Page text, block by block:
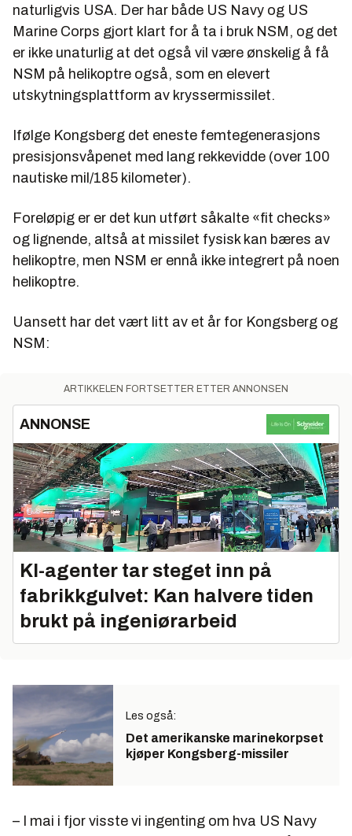
naturligvis USA. Der har både US Navy og US
Marine Corps gjort klart for å ta i bruk NSM, og det
er ikke unaturlig at det også vil være ønskelig å få
NSM på helikoptre også, som en elevert
utskytningsplattform av kryssermissilet.
Ifølge Kongsberg det eneste femtegenerasjons
presisjonsvåpenet med lang rekkevidde (over 100
nautiske mil/185 kilometer).
Foreløpig er er det kun utført såkalte «fit checks»
og lignende, altså at missilet fysisk kan bæres av
helikoptre, men NSM er ennå ikke integrert på noen
helikoptre.
Uansett har det vært litt av et år for Kongsberg og
NSM:
ARTIKKELEN FORTSETTER ETTER ANNONSEN
ANNONSE
KI-agenter tar steget inn på
fabrikkgulvet: Kan halvere tiden
brukt på ingeniørarbeid
Les også:
Det amerikanske marinekorpset
kjøper Kongsberg-missiler
– I mai i fjor visste vi ingenting om hva US Navy